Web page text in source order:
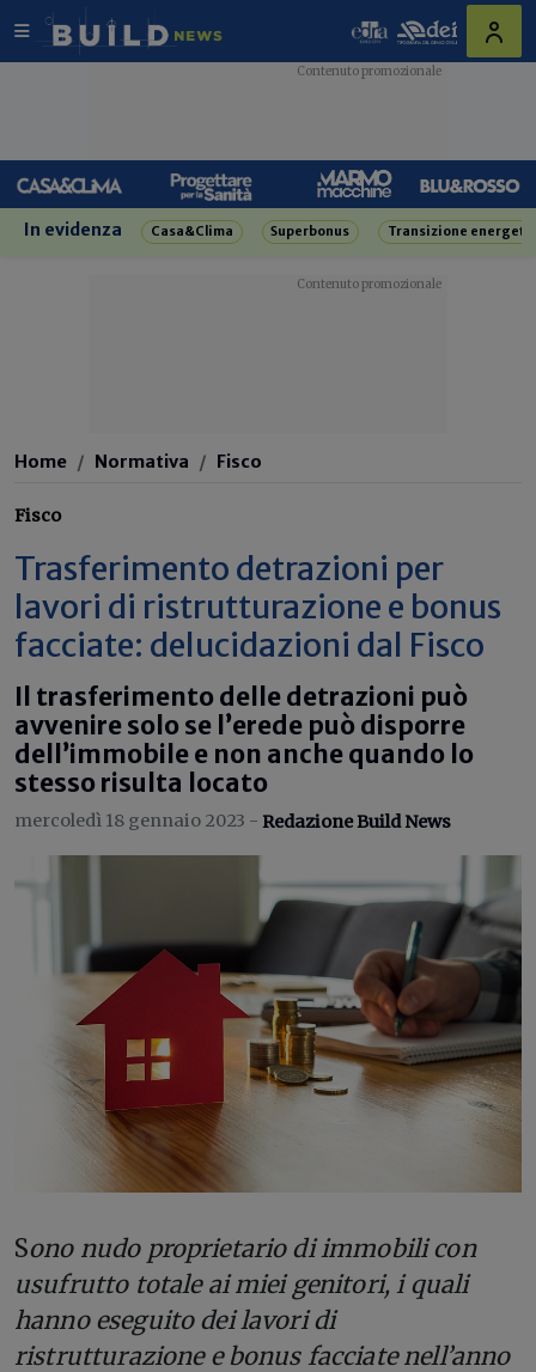
In evidenza Casa&Clima Superbonus Transizione
Home Normativa Fisco
Fisco
Trasferimento detrazioni per
lavori di ristrutturazione e bonus
facciate: delucidazioni dal Fisco
Il trasferimento delle detrazioni può
avvenire solo se l’erede può disporre
dell’immobile e non anche quando lo
stesso risulta locato
mercoledì 18 gennaio 2023 - Redazione Build News
Sono nudo proprietario di immobili con
usufrutto totale ai miei genitori, i quali
hanno eseguito dei lavori di
ristrutturazione e bonus facciate nell’anno